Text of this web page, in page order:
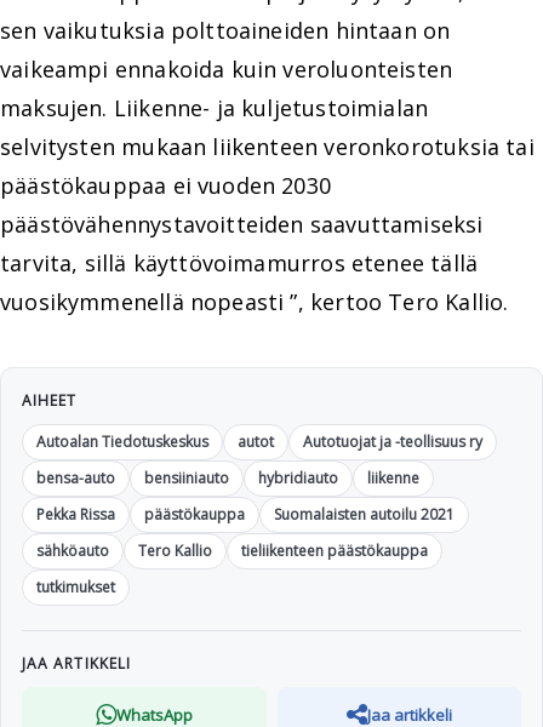
sen vaikutuksia polttoaineiden hintaan on
vaikeampi ennakoida kuin veroluonteisten
maksujen. Liikenne- ja kuljetustoimialan
selvitysten mukaan liikenteen veronkorotuksia tai
päästökauppaa ei vuoden 2030
päästövähennystavoitteiden saavuttamiseksi
tarvita, sillä käyttövoimamurros etenee tällä
vuosikymmenellä nopeasti ”, kertoo Tero Kallio.
AIHEET
Autoalan Tiedotuskeskus
autot
Autotuojat ja -teollisuus ry
bensa-auto
bensiiniauto hybridiauto
liikenne
Pekka Rissa
päästökauppa
Suomalaisten autoilu 2021
sähköauto
Tero Kallio
tieliikenteen päästökauppa
tutkimukset
JAA ARTIKKELI
WhatsApp Jaa artikkeli